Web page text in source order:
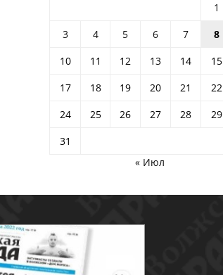
1
3
4 5 6 7 8
10
11 12 13 14 15
17
18 19 20 21 22
24
25 26 27 28 29
31
« Июл